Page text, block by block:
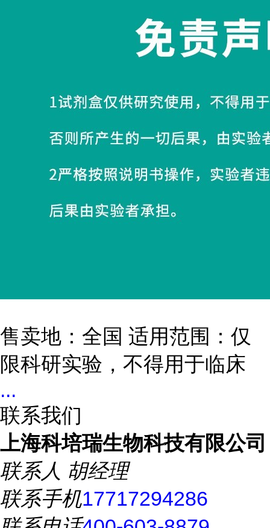
售卖地：全国 适用范围：仅
限科研实验，不得用于临床
...
联系我们
上海科培瑞生物科技有限公司
联系人 胡经理
联系手机17717294286